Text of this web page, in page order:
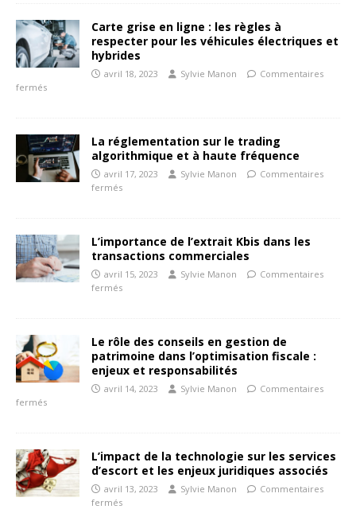
Carte grise en ligne : les règles à
respecter pour les véhicules électriques et
hybrides
avril 18, 2023 Sylvie Manon
Commentaires
fermés
La réglementation sur le trading
algorithmique et à haute fréquence
avril 17, 2023 Sylvie Manon
Commentaires
fermés
L’importance de l’extrait Kbis dans les
transactions commerciales
avril 15, 2023 Sylvie Manon
Commentaires
fermés
Le rôle des conseils en gestion de
patrimoine dans l’optimisation fiscale :
enjeux et responsabilités
avril 14, 2023 Sylvie Manon
Commentaires
fermés
L’impact de la technologie sur les services
d’escort et les enjeux juridiques associés
avril 13, 2023 Sylvie Manon
Commentaires
fermés